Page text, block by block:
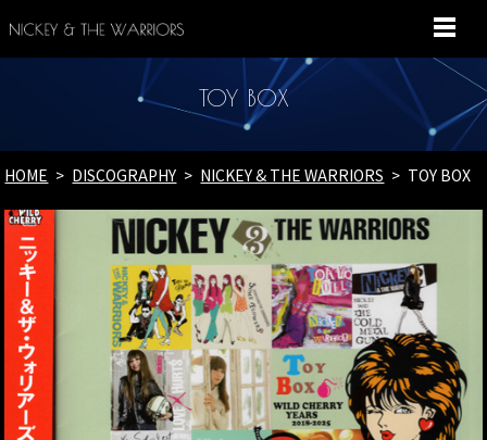
MENU
TOY BOX
HOME DISCOGRAPHY NICKEY & THE WARRIORS TOY BOX